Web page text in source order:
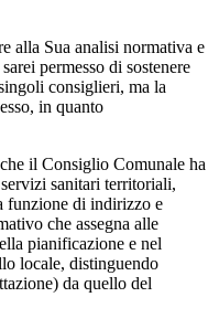
alla Sua analisi normativa e
permesso di sostenere
consiglieri, ma la
in quanto
il Consiglio Comunale ha
sanitari territoriali,
funzione di indirizzo e
che assegna alle
pianificazione e nel
locale, distinguendo
da quello del